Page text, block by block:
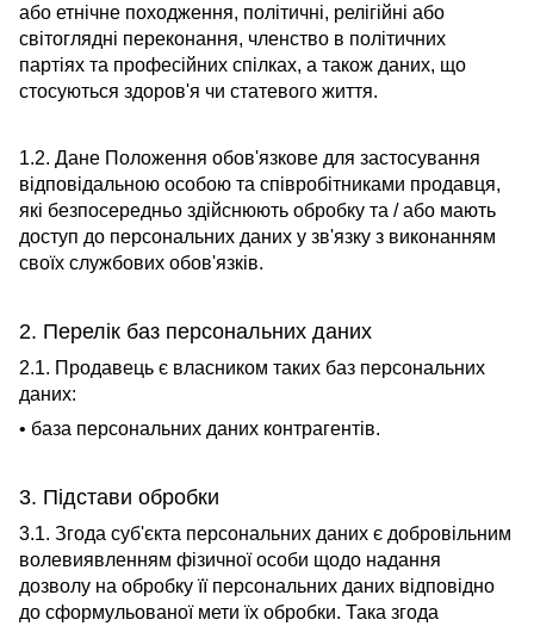
або етнічне походження, політичні, релігійні або
світоглядні переконання, членство в політичних
партіях та професійних спілках, а також даних, що
стосуються здоров'я чи статевого життя.
1.2. Дане Положення обов'язкове для застосування
відповідальною особою та співробітниками продавця,
які безпосередньо здійснюють обробку та / або мають
доступ до персональних даних у зв'язку з виконанням
своїх службових обов'язків.
2. Перелік баз персональних даних
2.1. Продавець є власником таких баз персональних
даних:
• база персональних даних контрагентів.
3. Підстави обробки
3.1. Згода суб'єкта персональних даних є добровільним
волевиявленням фізичної особи щодо надання
дозволу на обробку її персональних даних відповідно
до сформульованої мети їх обробки. Така згода